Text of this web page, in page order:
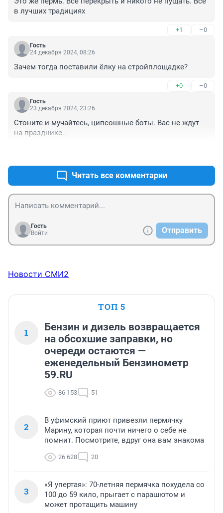
в лучших традициях
+1 –0
Гость
24 декабря 2024, 08:26
Зачем тогда поставили ёлку на стройплощадке?
+0 –0
Гость
23 декабря 2024, 23:26
Стоните и мучайтесь, ципсошные боты. Вас не ждут
на празднике..
Читать все комментарии
Гость
Войти
Отправить
Новости СМИ2
ТОП 5
1
Бензин и дизель возвращается
на обсохшие заправки, но
очереди остаются —
еженедельный Бензинометр
59.RU
86 153 51
2
В уфимский приют привезли пермячку
Марину, которая почти ничего о себе не
помнит. Посмотрите, вдруг она вам знакома
26 628 20
3
«Я упертая»: 70-летняя пермячка похудела со
100 до 59 кило, прыгает с парашютом и
может протащить машину